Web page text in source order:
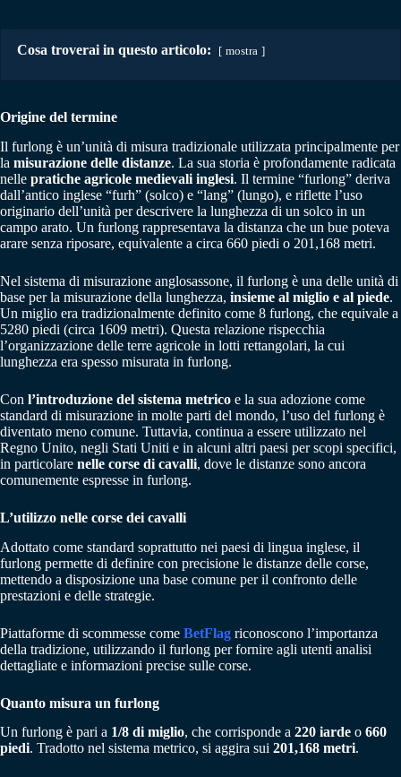
Cosa troverai in questo articolo: mostra
Origine del termine
Il furlong è un’unità di misura tradizionale utilizzata principalmente per
la misurazione delle distanze. La sua storia è profondamente radicata
nelle pratiche agricole medievali inglesi. Il termine “furlong” deriva
dall’antico inglese “furh” (solco) e “lang” (lungo), e riflette l’uso
originario dell’unità per descrivere la lunghezza di un solco in un
campo arato. Un furlong rappresentava la distanza che un bue poteva
arare senza riposare, equivalente a circa 660 piedi o 201,168 metri.
Nel sistema di misurazione anglosassone, il furlong è una delle unità di
base per la misurazione della lunghezza, insieme al miglio e al piede.
Un miglio era tradizionalmente definito come 8 furlong, che equivale a
5280 piedi (circa 1609 metri). Questa relazione rispecchia
l’organizzazione delle terre agricole in lotti rettangolari, la cui
lunghezza era spesso misurata in furlong.
Con l’introduzione del sistema metrico e la sua adozione come
standard di misurazione in molte parti del mondo, l’uso del furlong è
diventato meno comune. Tuttavia, continua a essere utilizzato nel
Regno Unito, negli Stati Uniti e in alcuni altri paesi per scopi specifici,
in particolare nelle corse di cavalli, dove le distanze sono ancora
comunemente espresse in furlong.
L’utilizzo nelle corse dei cavalli
Adottato come standard soprattutto nei paesi di lingua inglese, il
furlong permette di definire con precisione le distanze delle corse,
mettendo a disposizione una base comune per il confronto delle
prestazioni e delle strategie.
Piattaforme di scommesse come BetFlag riconoscono l’importanza
della tradizione, utilizzando il furlong per fornire agli utenti analisi
dettagliate e informazioni precise sulle corse.
Quanto misura un furlong
Un furlong è pari a 1/8 di miglio, che corrisponde a 220 iarde o 660
piedi. Tradotto nel sistema metrico, si aggira sui 201,168 metri.